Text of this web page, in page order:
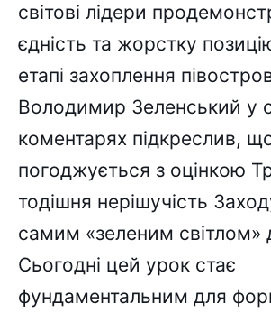
світові лідери
єдність та жорстку
етапі захоплення
Володимир Зеленський у
коментарях підкреслив,
погоджується з оцінкою
тодішня нерішучість
самим «зеленим світлом»
Сьогодні цей урок стає
фундаментальним для